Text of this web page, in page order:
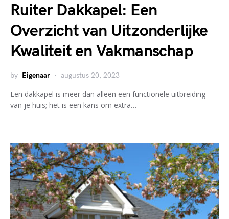
Ruiter Dakkapel: Een
Overzicht van Uitzonderlijke
Kwaliteit en Vakmanschap
by Eigenaar augustus 20, 2023
Een dakkapel is meer dan alleen een functionele uitbreiding
van je huis; het is een kans om extra…